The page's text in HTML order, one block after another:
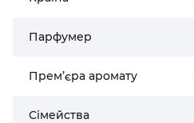
Парфумер
Прем’єра аромату
Сімейства